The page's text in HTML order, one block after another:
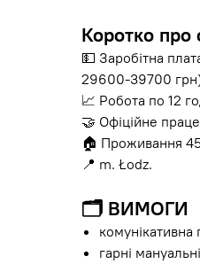
Коротко про
💵 Заробітна
29600-39700
📈 Робота по 12
🤝 Офіційне
🏠 Проживання
📍 m. Łodz.
🗂 ВИМОГИ
гарні